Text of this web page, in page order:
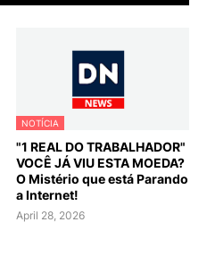
NOTÍCIA
"1 REAL DO TRABALHADOR"
VOCÊ JÁ VIU ESTA MOEDA?
O Mistério que está Parando
a Internet!
April 28, 2026